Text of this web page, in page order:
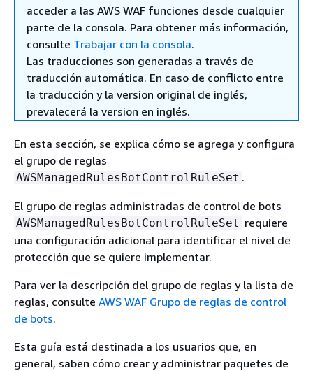
acceder a las AWS WAF funciones desde cualquier
parte de la consola. Para obtener más información,
consulte Trabajar con la consola.
Las traducciones son generadas a través de
traducción automática. En caso de conflicto entre
la traducción y la version original de inglés,
prevalecerá la version en inglés.
En esta sección, se explica cómo se agrega y configura
el grupo de reglas
AWSManagedRulesBotControlRuleSet .
El grupo de reglas administradas de control de bots
AWSManagedRulesBotControlRuleSet requiere
una configuración adicional para identificar el nivel de
protección que se quiere implementar.
Para ver la descripción del grupo de reglas y la lista de
reglas, consulte AWS WAF Grupo de reglas de control
de bots.
Esta guía está destinada a los usuarios que, en
general, saben cómo crear y administrar paquetes de